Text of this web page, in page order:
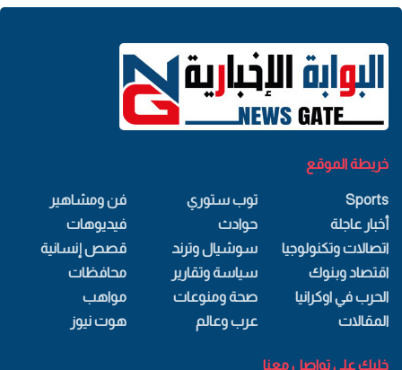
خريطة الموقع
Sports
أخبار عاجلة
اتصالات وتكنولوجيا
اقتصاد وبنوك
الحرب في اوكرانيا
المقالات
توب ستوري
حوادث
سوشيال وترند
سياسة وتقارير
صحة ومنوعات
عرب وعالم
فن ومشاهير
فيديوهات
قصص إنسانية
محافظات
مواهب
هوت نيوز
خليك علي تواصل معنا